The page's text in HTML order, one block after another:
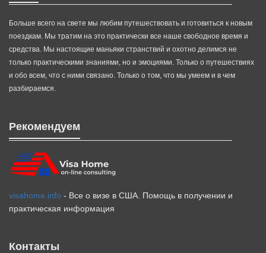
Больше всего на свете мы любим путешествовать и готовиться к новым
поездкам. Мы тратим на это практически все наше свободное время и
средства. Мы настоящие маньяки странствий и охотно делимся не
только практическими знаниями, но и эмоциями. Только о путешествиях
и обо всем, что с ними связано. Только о том, что мы умеем и в чем
разбираемся.
Рекомендуем
visahome.info - Все о визе в США. Помощь в получении и
практическая информация
Контакты